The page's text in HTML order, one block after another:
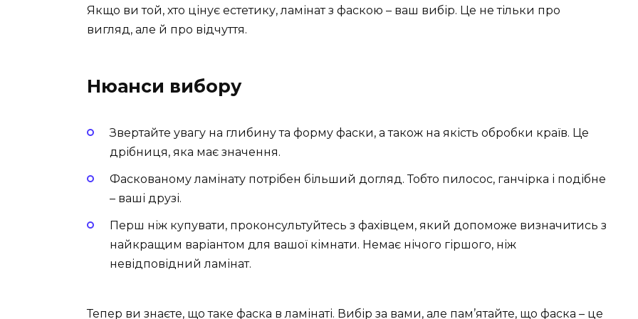
Якщо ви той, хто цінує естетику, ламінат з фаскою – ваш вибір. Це не тільки про
вигляд, але й про відчуття.
Нюанси вибору
Звертайте увагу на глибину та форму фаски, а також на якість обробки країв. Це
дрібниця, яка має значення.
Фаскованому ламінату потрібен більший догляд. Тобто пилосос, ганчірка і подібне
– ваші друзі.
Перш ніж купувати, проконсультуйтесь з фахівцем, який допоможе визначитись з
найкращим варіантом для вашої кімнати. Немає нічого гіршого, ніж
невідповідний ламінат.
Тепер ви знаєте, що таке фаска в ламінаті. Вибір за вами, але пам’ятайте, що фаска – це